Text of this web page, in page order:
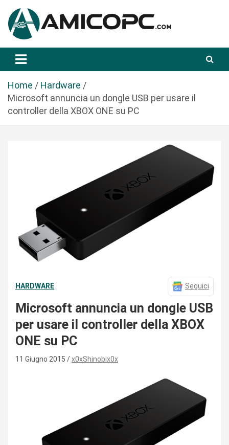
a
Amicopc.com
Home
Hardware
Microsoft annuncia un dongle USB per usare il
controller della XBOX ONE su PC
HARDWARE Seguici
Microsoft annuncia un dongle USB
per usare il controller della XBOX
ONE su PC
11 Giugno 2015 x0xShinobix0x